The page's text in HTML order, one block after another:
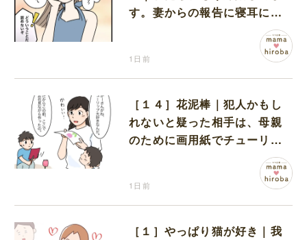
す。妻からの報告に寝耳に水
1日前
［１４］花泥棒｜犯人かもし
れないと疑った相手は、母親
のために画用紙でチューリッ
プを作っていただけだった
1日前
［１］やっぱり猫が好き｜我